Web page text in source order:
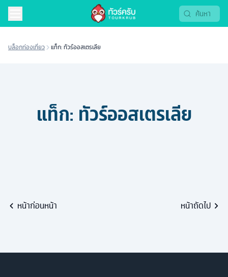
บล็อกท่องเที่ยว แท็ก: ทัวร์ออสเตรเลีย
แท็ก: ทัวร์ออสเตรเลีย
หน้าก่อนหน้า หน้าถัดไป